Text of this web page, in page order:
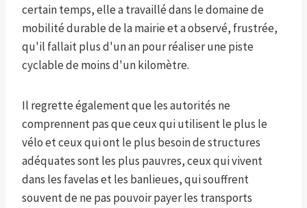
certain temps, elle a travaillé dans le domaine de
mobilité durable de la mairie et a observé, frustrée,
qu'il fallait plus d'un an pour réaliser une piste
cyclable de moins d'un kilomètre.
Il regrette également que les autorités ne
comprennent pas que ceux qui utilisent le plus le
vélo et ceux qui ont le plus besoin de structures
adéquates sont les plus pauvres, ceux qui vivent
dans les favelas et les banlieues, qui souffrent
souvent de ne pas pouvoir payer les transports